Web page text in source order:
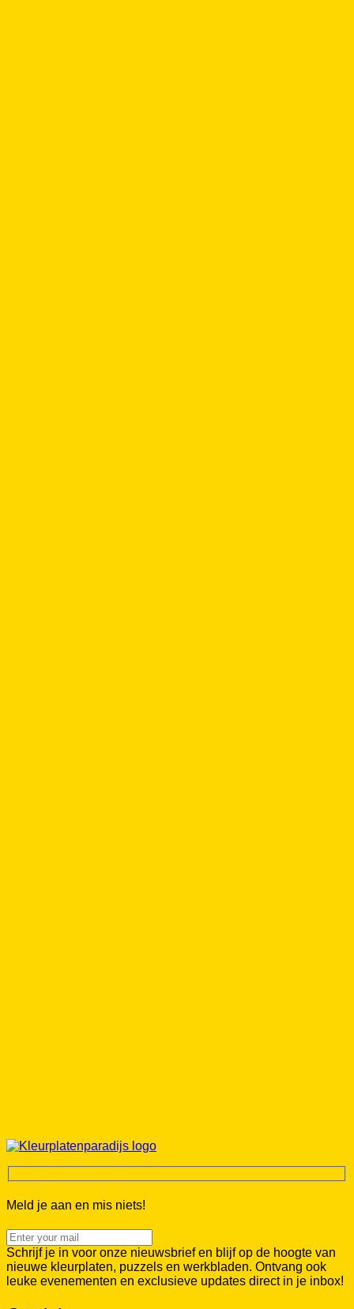
Meld je aan en mis niets!
Schrijf je in voor onze nieuwsbrief en blijf op de hoogte van
nieuwe kleurplaten, puzzels en werkbladen. Ontvang ook
leuke evenementen en exclusieve updates direct in je inbox!